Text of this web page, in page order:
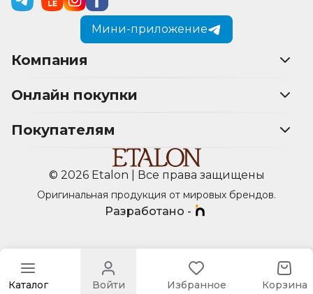
Мини-приложение
Компания
Онлайн покупки
Покупателям
© 2026 Etalon | Все права защищены
Оригинальная продукция от мировых брендов.
Разработано -
Каталог Войти Избранное Корзина